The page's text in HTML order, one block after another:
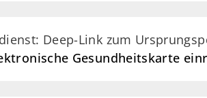
Deep-Link zum
Gesundheitskarte